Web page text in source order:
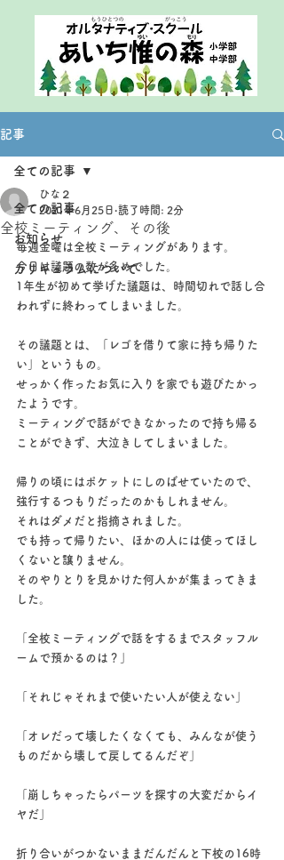
記事
全ての記事
お知らせ
カリキュラムについて
全ての記事
全校ミーティング、その後
ひな２
2021年6月25日 読了時間: 2分
毎週金曜は全校ミーティングがあります。
今日は議題の数が多めでした。
1年生が初めて挙げた議題は、時間切れで話し合
われずに終わってしまいました。
その議題とは、「レゴを借りて家に持ち帰りた
い」というもの。
せっかく作ったお気に入りを家でも遊びたかっ
たようです。
ミーティングで話ができなかったので持ち帰る
ことができず、大泣きしてしまいました。
帰りの頃にはポケットにしのばせていたので、
強行するつもりだったのかもしれません。
それはダメだと指摘されました。
でも持って帰りたい、ほかの人には使ってほし
くないと譲りません。
そのやりとりを見かけた何人かが集まってきま
した。
「全校ミーティングで話をするまでスタッフル
ームで預かるのは？」
「それじゃそれまで使いたい人が使えない」
「オレだって壊したくなくても、みんなが使う
ものだから壊して戻してるんだぞ」
「崩しちゃったらパーツを探すの大変だからイ
ヤだ」
折り合いがつかないままだんだんと下校の16時